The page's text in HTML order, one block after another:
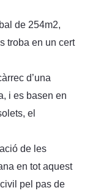
de 254m2,
troba en un cert
d’una
i es basen en
el
de les
en tot aquest
pel pas de